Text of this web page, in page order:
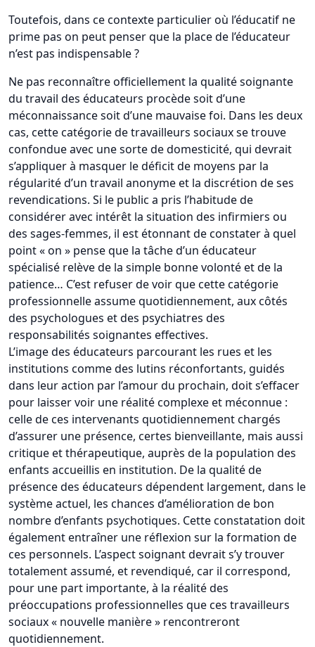
Toutefois, dans ce contexte particulier où l’éducatif ne
prime pas on peut penser que la place de l’éducateur
n’est pas indispensable ?
Ne pas reconnaître officiellement la qualité soignante
du travail des éducateurs procède soit d’une
méconnaissance soit d’une mauvaise foi. Dans les deux
cas, cette catégorie de travailleurs sociaux se trouve
confondue avec une sorte de domesticité, qui devrait
s’appliquer à masquer le déficit de moyens par la
régularité d’un travail anonyme et la discrétion de ses
revendications. Si le public a pris l’habitude de
considérer avec intérêt la situation des infirmiers ou
des sages-femmes, il est étonnant de constater à quel
point « on » pense que la tâche d’un éducateur
spécialisé relève de la simple bonne volonté et de la
patience… C’est refuser de voir que cette catégorie
professionnelle assume quotidiennement, aux côtés
des psychologues et des psychiatres des
responsabilités soignantes effectives.
L’image des éducateurs parcourant les rues et les
institutions comme des lutins réconfortants, guidés
dans leur action par l’amour du prochain, doit s’effacer
pour laisser voir une réalité complexe et méconnue :
celle de ces intervenants quotidiennement chargés
d’assurer une présence, certes bienveillante, mais aussi
critique et thérapeutique, auprès de la population des
enfants accueillis en institution. De la qualité de
présence des éducateurs dépendent largement, dans le
système actuel, les chances d’amélioration de bon
nombre d’enfants psychotiques. Cette constatation doit
également entraîner une réflexion sur la formation de
ces personnels. L’aspect soignant devrait s’y trouver
totalement assumé, et revendiqué, car il correspond,
pour une part importante, à la réalité des
préoccupations professionnelles que ces travailleurs
sociaux « nouvelle manière » rencontreront
quotidiennement.